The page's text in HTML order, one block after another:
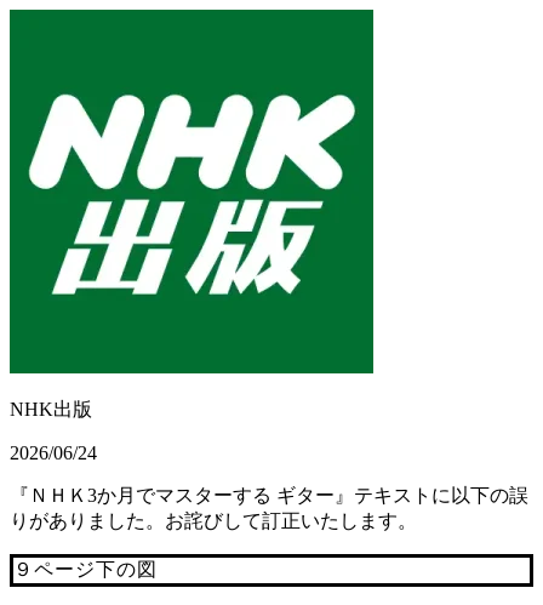
NHK出版
2026/06/24
『ＮＨＫ3か月でマスターする ギター』テキストに以下の誤
りがありました。お詫びして訂正いたします。
９ページ下の図